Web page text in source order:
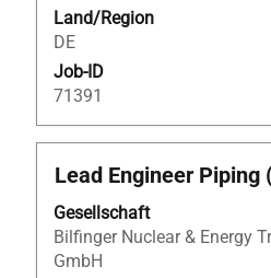
Land/Region
DE
Job-ID
71391
Stellenbezeichnung
Lead Engineer
Gesellschaft
Bilfinger Nuclear & Energy
GmbH
Drücken
die
Leertaste,
um